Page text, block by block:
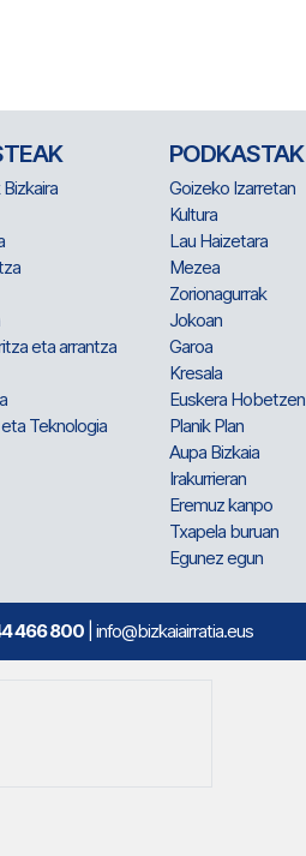
eta arrantza
Teknologia
PODKASTAK
Goizeko Izarretan
Kultura
Lau Haizetara
Mezea
Zorionagurrak
Jokoan
Garoa
Kresala
Euskera Hobetzen
Planik Plan
Aupa Bizkaia
Irakurrieran
Eremuz kanpo
Txapela buruan
Egunez egun
466 800 | info@bizkaiairratia.eus